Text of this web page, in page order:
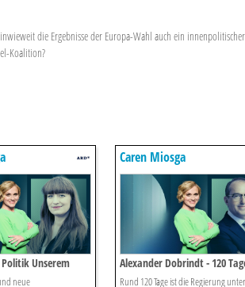
die Ergebnisse der Europa-Wahl auch ein
Koalition?
Unserem
Reichinnek.
neue
Caren Miosga
Alexander Dobrindt - 120
Schwarz-rot
Rund 120 Tage ist die Regierung unter